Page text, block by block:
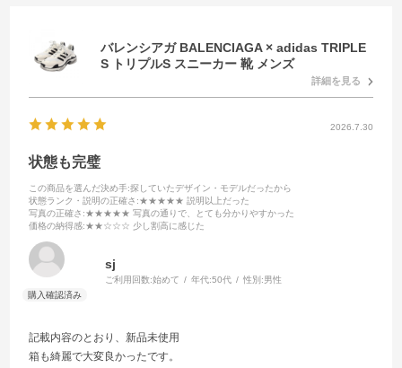
バレンシアガ BALENCIAGA × adidas TRIPLE
S トリプルS スニーカー 靴 メンズ
詳細を見る
2026.7.30
状態も完璧
この商品を選んだ決め手:探していたデザイン・モデルだったから
状態ランク・説明の正確さ :★★★★★ 説明以上だった
写真の正確さ :★★★★★ 写真の通りで、とても分かりやすかった
価格の納得感:★★☆☆☆ 少し割高に感じた
sj
ご利用回数:始めて 年代:50代 性別:男性
記載内容のとおり、新品未使用
箱も綺麗で大変良かったです。